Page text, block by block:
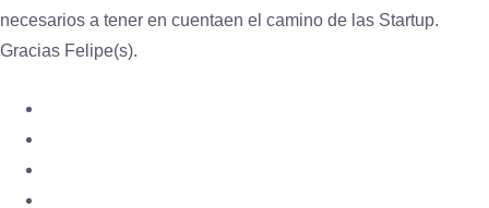
necesarios a tener en cuentaen el camino de las Startup.
Gracias Felipe(s).